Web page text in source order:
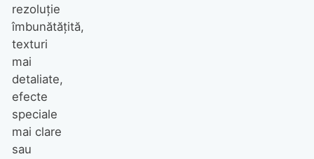
rezoluție
îmbunătățită,
texturi
mai
detaliate,
efecte
speciale
mai clare
sau